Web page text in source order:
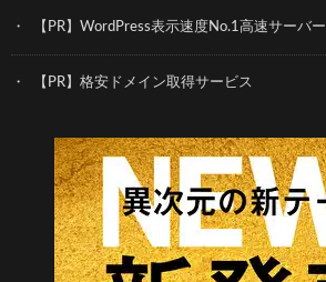
【PR】WordPress表示速度No.1高速サーバー
【PR】格安ドメイン取得サービス